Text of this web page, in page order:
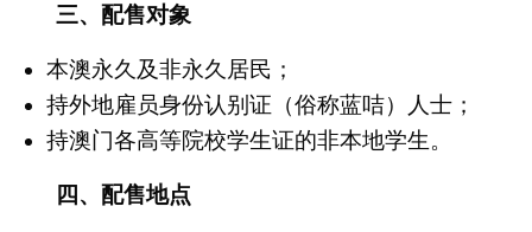
三、配售对象
本澳永久及非永久居民；
持外地雇员身份认别证（俗称蓝咭）人士；
持澳门各高等院校学生证的非本地学生。
四、配售地点